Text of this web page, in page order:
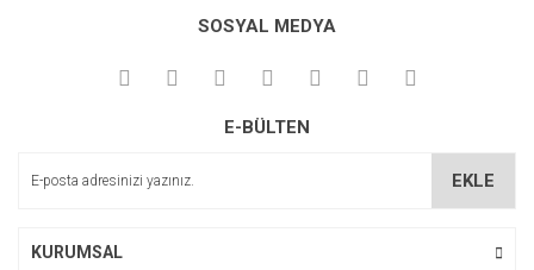
kullanarak tarafımıza iletebilirsiniz.
Görüş ve önerileriniz için teşekkür ederiz.
Ürün açıklamasında eksik bilgiler bulunuyor.
SOSYAL MEDYA
E-BÜLTEN
EKLE
KURUMSAL